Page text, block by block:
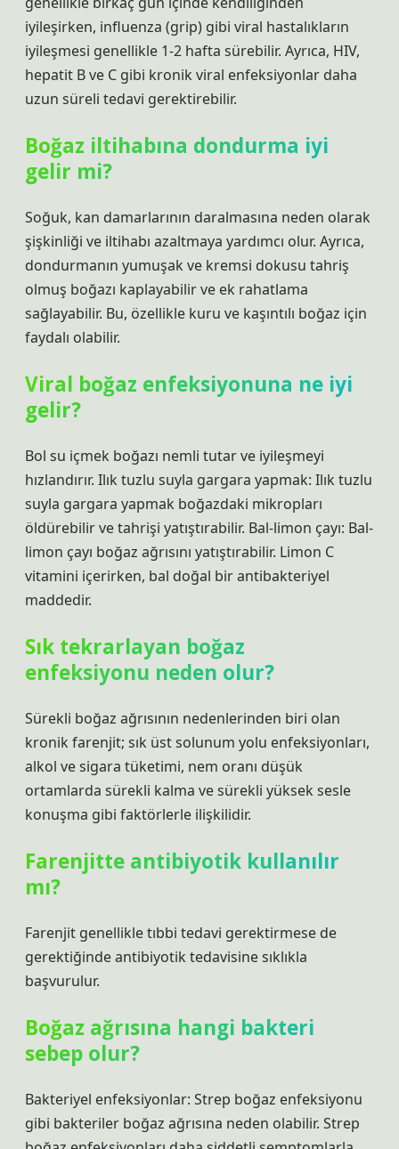
iyileşirken, influenza (grip) gibi viral hastalıkların
iyileşmesi genellikle 1-2 hafta sürebilir. Ayrıca, HIV,
hepatit B ve C gibi kronik viral enfeksiyonlar daha
uzun süreli tedavi gerektirebilir.
Boğaz iltihabına dondurma iyi
gelir mi?
Soğuk, kan damarlarının daralmasına neden olarak
şişkinliği ve iltihabı azaltmaya yardımcı olur. Ayrıca,
dondurmanın yumuşak ve kremsi dokusu tahriş
olmuş boğazı kaplayabilir ve ek rahatlama
sağlayabilir. Bu, özellikle kuru ve kaşıntılı boğaz için
faydalı olabilir.
Viral boğaz enfeksiyonuna ne iyi
gelir?
Bol su içmek boğazı nemli tutar ve iyileşmeyi
hızlandırır. Ilık tuzlu suyla gargara yapmak: Ilık tuzlu
suyla gargara yapmak boğazdaki mikropları
öldürebilir ve tahrişi yatıştırabilir. Bal-limon çayı: Bal-
limon çayı boğaz ağrısını yatıştırabilir. Limon C
vitamini içerirken, bal doğal bir antibakteriyel
maddedir.
Sık tekrarlayan boğaz
enfeksiyonu neden olur?
Sürekli boğaz ağrısının nedenlerinden biri olan
kronik farenjit; sık üst solunum yolu enfeksiyonları,
alkol ve sigara tüketimi, nem oranı düşük
ortamlarda sürekli kalma ve sürekli yüksek sesle
konuşma gibi faktörlerle ilişkilidir.
Farenjitte antibiyotik kullanılır
mı?
Farenjit genellikle tıbbi tedavi gerektirmese de
gerektiğinde antibiyotik tedavisine sıklıkla
başvurulur.
Boğaz ağrısına hangi bakteri
sebep olur?
Bakteriyel enfeksiyonlar: Strep boğaz enfeksiyonu
gibi bakteriler boğaz ağrısına neden olabilir. Strep